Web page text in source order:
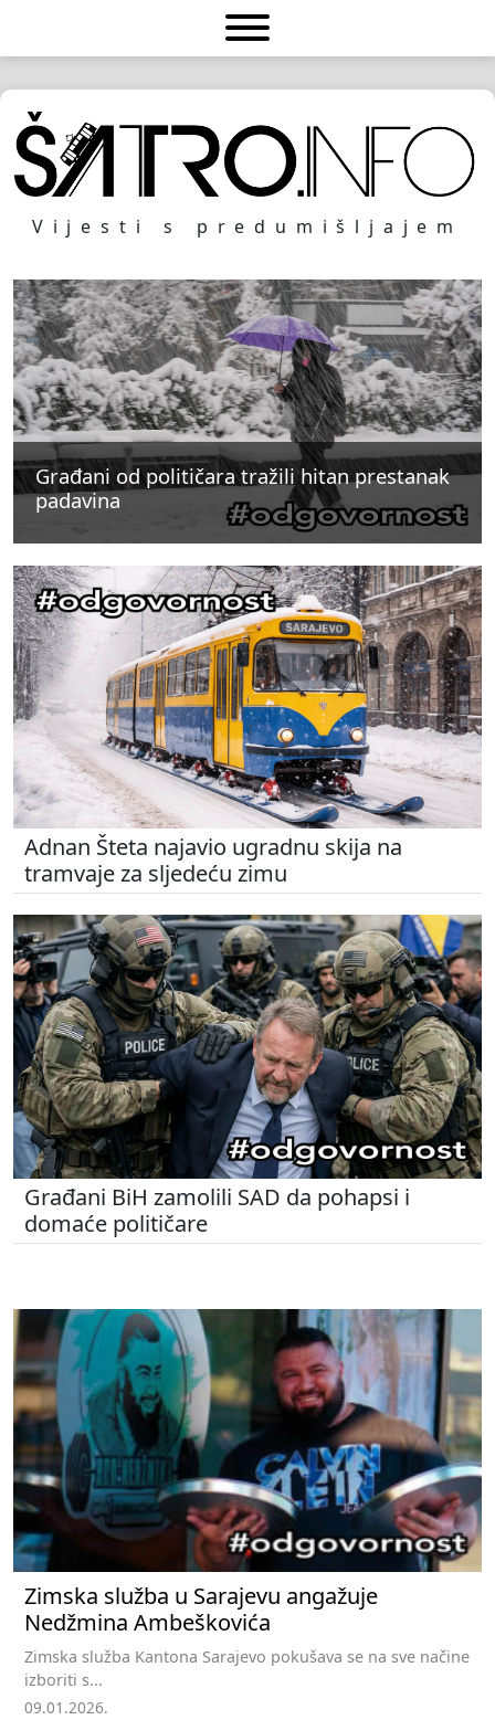
Vijesti s predumišljajem
Građani od političara tražili hitan prestanak
padavina
Građani od političara tražili hitan prestanak
padavina
Građani od političara tražili hitan prestanak
padavina
Adnan Šteta najavio ugradnu skija na
tramvaje za sljedeću zimu
Građani BiH zamolili SAD da pohapsi i
domaće političare
Zimska služba u Sarajevu angažuje
Nedžmina Ambeškovića
Zimska služba Kantona Sarajevo pokušava se na sve načine
izboriti s...
09.01.2026.